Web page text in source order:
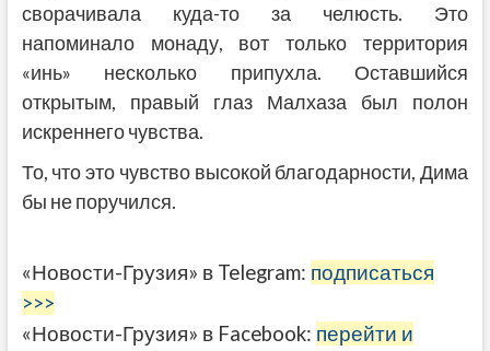
сворачивала куда-то за челюсть. Это
напоминало монаду, вот только территория
«инь» несколько припухла. Оставшийся
открытым, правый глаз Малхаза был полон
искреннего чувства.
То, что это чувство высокой благодарности, Дима
бы не поручился.
«Новости-Грузия» в Telegram: подписаться
>>>
«Новости-Грузия» в Facebook: перейти и